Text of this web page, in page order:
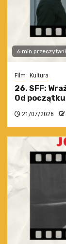
6 min
Film Kultura
26. SFF:
Od
21/07/2026